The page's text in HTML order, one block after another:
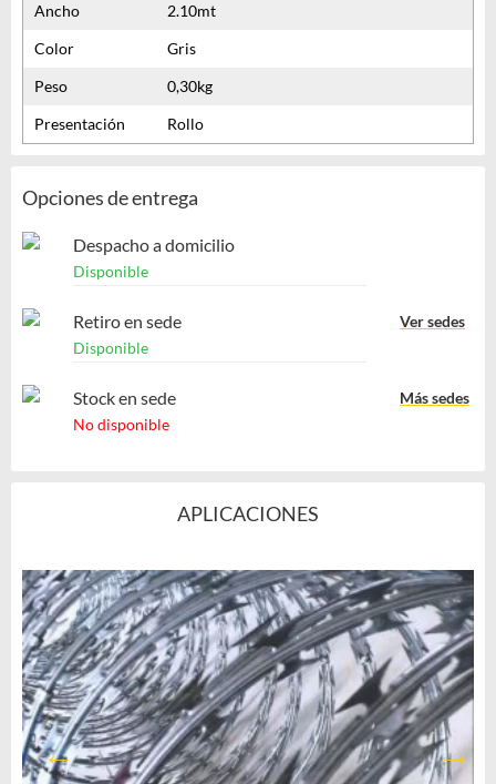
Ancho
2.10mt
Color
Gris
Peso
0,30kg
Presentación
Rollo
Opciones de entrega
Despacho a domicilio
Disponible
Retiro en sede
Disponible
Ver sedes
Stock en sede
No disponible
Más sedes
APLICACIONES